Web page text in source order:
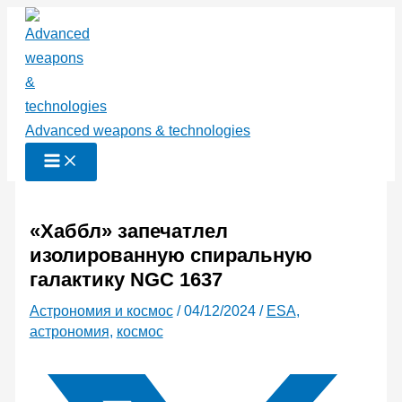
Перейти
содержимому
Advanced weapons & technologies
«Хаббл» запечатлел
изолированную спиральную
галактику NGC 1637
Астрономия и космос/04/12/2024 / ESA,
астрономия, космос